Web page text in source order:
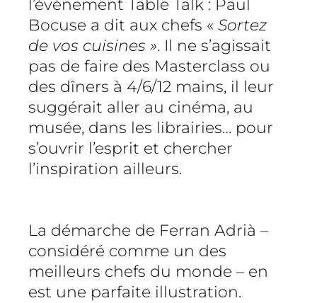
l’événement Table Talk : Paul
Bocuse a dit aux chefs « Sortez
de vos cuisines ». Il ne s’agissait
pas de faire des Masterclass ou
des dîners à 4/6/12 mains, il leur
suggérait aller au cinéma, au
musée, dans les librairies… pour
s’ouvrir l’esprit et chercher
l’inspiration ailleurs.
La démarche de Ferran Adrià –
considéré comme un des
meilleurs chefs du monde – en
est une parfaite illustration.